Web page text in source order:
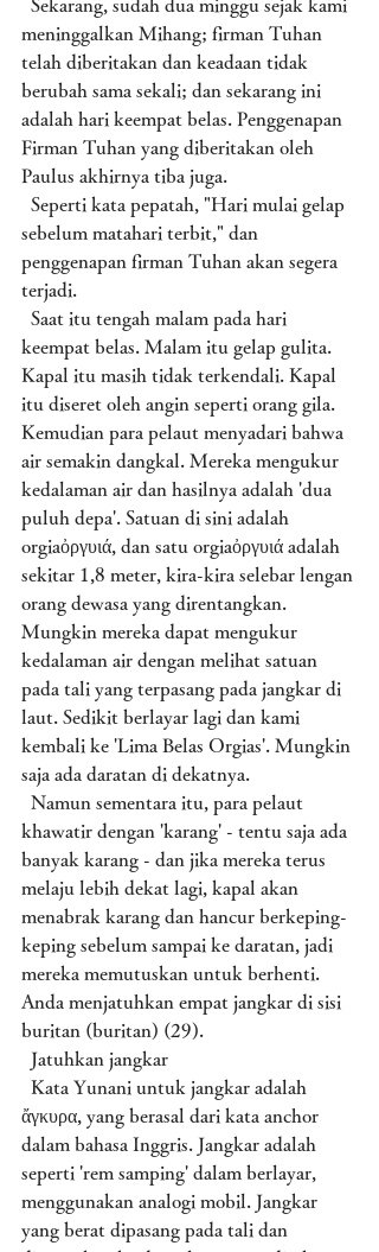
meninggalkan Mihang; firman Tuhan
telah diberitakan dan keadaan tidak
berubah sama sekali; dan sekarang ini
adalah hari keempat belas. Penggenapan
Firman Tuhan yang diberitakan oleh
Paulus akhirnya tiba juga.
sebelum matahari terbit," dan
penggenapan firman Tuhan akan segera
terjadi.
keempat belas. Malam itu gelap gulita.
Kapal itu masih tidak terkendali. Kapal
itu diseret oleh angin seperti orang gila.
Kemudian para pelaut menyadari bahwa
air semakin dangkal. Mereka mengukur
kedalaman air dan hasilnya adalah 'dua
puluh depa'. Satuan di sini adalah
orgiaὀργυιά, dan satu orgiaὀργυιά adalah
sekitar 1,8 meter, kira-kira selebar lengan
orang dewasa yang direntangkan.
Mungkin mereka dapat mengukur
kedalaman air dengan melihat satuan
pada tali yang terpasang pada jangkar di
laut. Sedikit berlayar lagi dan kami
kembali ke 'Lima Belas Orgias'. Mungkin
saja ada daratan di dekatnya.
khawatir dengan 'karang' - tentu saja ada
banyak karang - dan jika mereka terus
melaju lebih dekat lagi, kapal akan
menabrak karang dan hancur berkeping-
keping sebelum sampai ke daratan, jadi
mereka memutuskan untuk berhenti.
Anda menjatuhkan empat jangkar di sisi
buritan (buritan) (29).
  Jatuhkan jangkar
ἄγκυρα, yang berasal dari kata anchor
dalam bahasa Inggris. Jangkar adalah
seperti 'rem samping' dalam berlayar,
menggunakan analogi mobil. Jangkar
yang berat dipasang pada tali dan